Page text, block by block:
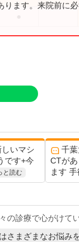
ます。来院前に
いマシ
です+今
と読む
千
CTが
ます
の診療で心がけて
さまざまなお悩み